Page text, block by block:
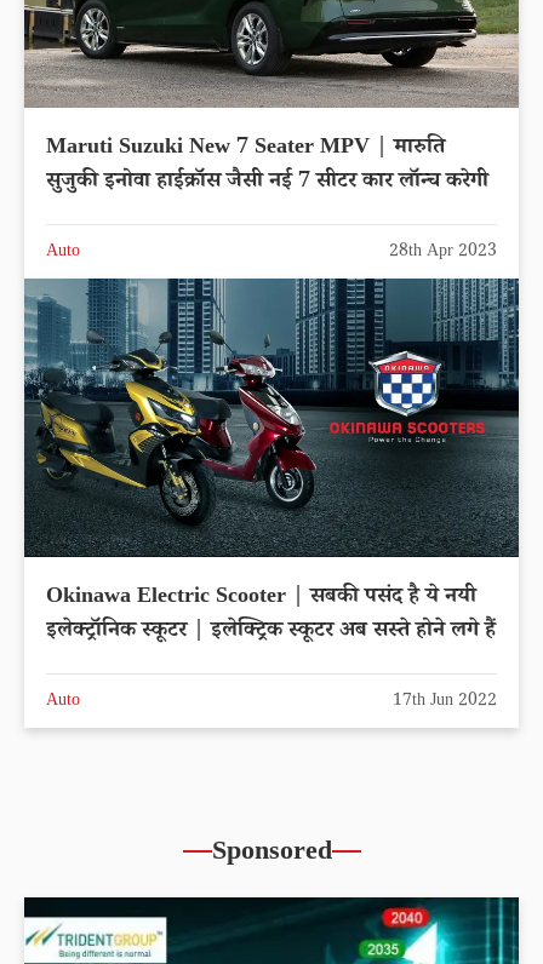
Maruti Suzuki New 7 Seater MPV | मारुति
सुजुकी इनोवा हाईक्रॉस जैसी नई 7 सीटर कार लॉन्च करेगी
Auto 28th Apr 2023
Okinawa Electric Scooter | सबकी पसंद है ये नयी
इलेक्ट्रॉनिक स्कूटर | इलेक्ट्रिक स्कूटर अब सस्ते होने लगे हैं
Auto 17th Jun 2022
Sponsored